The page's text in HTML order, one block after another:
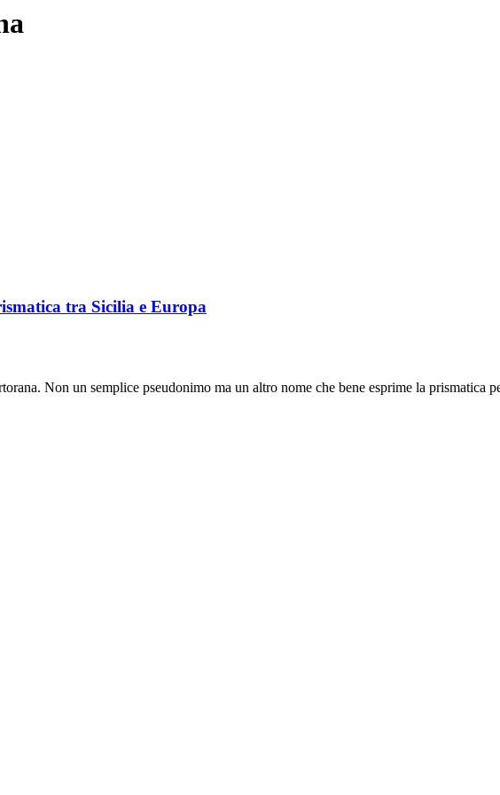
tra Sicilia e Europa
Non un semplice pseudonimo ma un altro nome che bene esprime la prismatica